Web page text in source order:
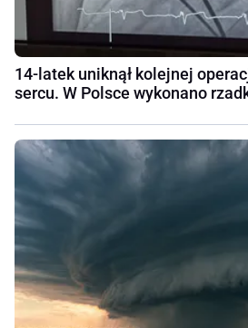
14-latek uniknął kolejnej
sercu. W Polsce wykonano